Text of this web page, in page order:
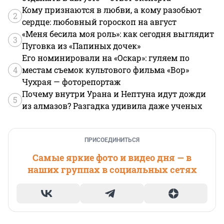
2
Кому признаются в любви, а кому разобьют
сердце: любовный гороскоп на август
3
«Меня бесила моя роль»: как сегодня выглядит
Пуговка из «Папиных дочек»
4
Его номинировали на «Оскар»: гуляем по
местам съемок культового фильма «Вор»
Чухрая — фоторепортаж
5
Почему внутри Урана и Нептуна идут дожди
из алмазов? Разгадка удивила даже ученых
ПРИСОЕДИНИТЬСЯ
Самые яркие фото и видео дня — в
наших группах в социальных сетях